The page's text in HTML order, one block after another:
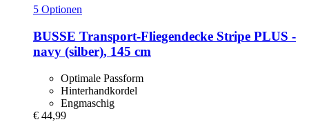
5 Optionen
BUSSE Transport-​Fliegendecke Stripe PLUS -​
navy (silber), 145 cm
Optimale Passform
Hinterhandkordel
Engmaschig
€ 44,99